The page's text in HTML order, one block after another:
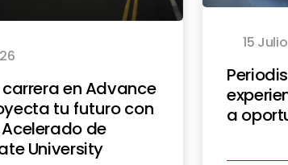
en Advance
tu futuro con
de
University
15
a